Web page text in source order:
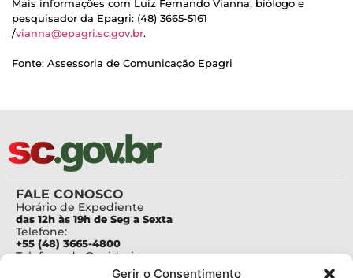
Gerir o Consentimento
Mais informações com Luiz Fernando Vianna, biólogo e
pesquisador da Epagri: (48) 3665-5161
/vianna@epagri.sc.gov.br.
Fonte: Assessoria de Comunicação Epagri
FALE CONOSCO
Horário de Expediente
das 12h às 19h de Seg a Sexta
Telefone:
+55 (48) 3665-4800
Telefone da Ouvidoria